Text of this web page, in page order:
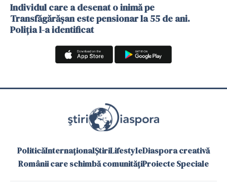
Individul care a desenat o inimă pe
Transfăgărășan este pensionar la 55 de ani.
Poliția l-a identificat
PoliticăInternaționalȘtiriLifestyleDiaspora creativă
Românii care schimbă comunitățiProiecte Speciale